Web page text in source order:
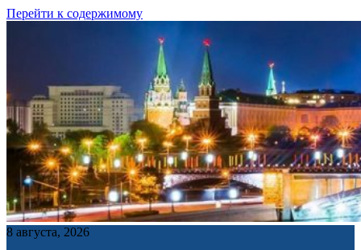
Перейти к содержимому
8 августа, 2026